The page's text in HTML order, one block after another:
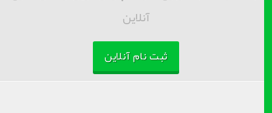
آنلاین
ثبت نام آنلاین